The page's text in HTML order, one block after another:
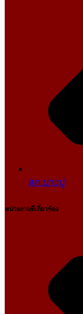
สภ.บางปู
หน่วยงานที่เกี่ยวข้อง